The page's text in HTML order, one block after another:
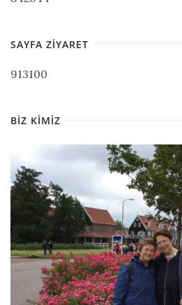
SAYFA ZIYARET
913100
BIZ KIMIZ